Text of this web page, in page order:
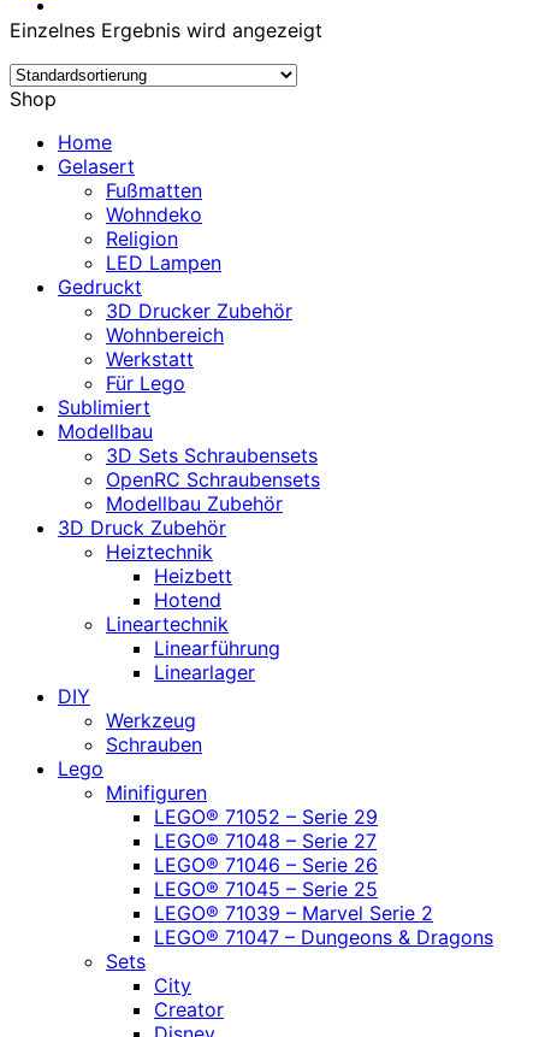
Einzelnes Ergebnis wird angezeigt
Shop
Home
Gelasert
Fußmatten
Wohndeko
Religion
LED Lampen
Gedruckt
3D Drucker Zubehör
Wohnbereich
Werkstatt
Für Lego
Sublimiert
Modellbau
3D Sets Schraubensets
OpenRC Schraubensets
Modellbau Zubehör
3D Druck Zubehör
Heiztechnik
Heizbett
Hotend
Lineartechnik
Linearführung
Linearlager
DIY
Werkzeug
Schrauben
Lego
Minifiguren
LEGO® 71052 – Serie 29
LEGO® 71048 – Serie 27
LEGO® 71046 – Serie 26
LEGO® 71045 – Serie 25
LEGO® 71039 – Marvel Serie 2
LEGO® 71047 – Dungeons & Dragons
Sets
City
Creator